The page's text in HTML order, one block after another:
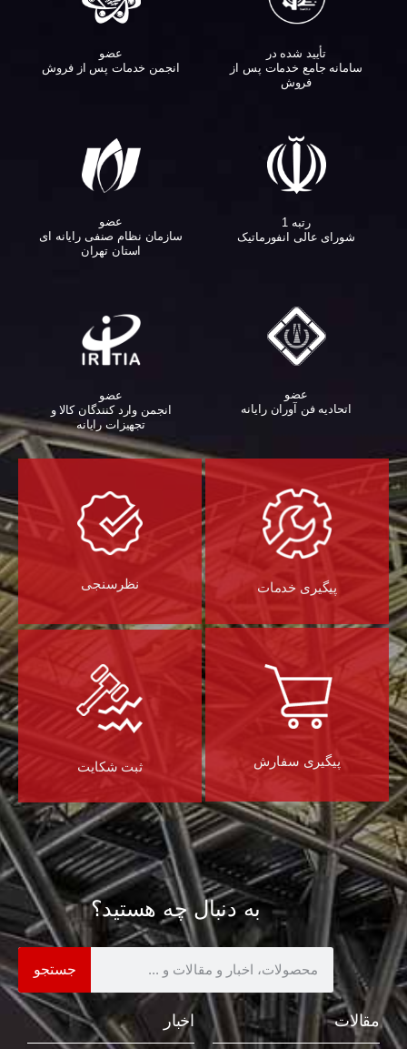
تأیید شده در
سامانه جامع خدمات پس از
فروش
عضو
انجمن خدمات پس از فروش
رتبه 1
شورای عالی انفورماتیک
عضو
سازمان نظام صنفی رایانه ای
استان تهران
عضو
اتحادیه فن آوران رایانه
عضو
انجمن وارد کنندگان کالا و
تجهیزات رایانه‌
پیگیری خدمات نظرسنجی
پیگیری سفارش ثبت شکایت
به دنبال چه هستید؟
جستجو
مقالات اخبار